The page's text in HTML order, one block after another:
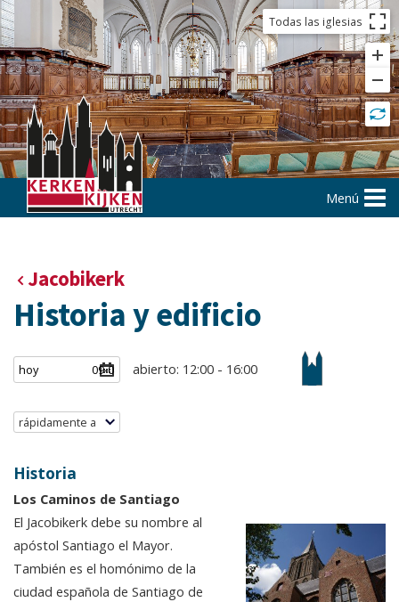
Todas las iglesias
Menú
Jacobikerk
Historia y edificio
abierto: 12:00 - 16:00
rápidamente a
Historia
Los Caminos de Santiago
El Jacobikerk debe su nombre al
apóstol Santiago el Mayor.
También es el homónimo de la
ciudad española de Santiago de